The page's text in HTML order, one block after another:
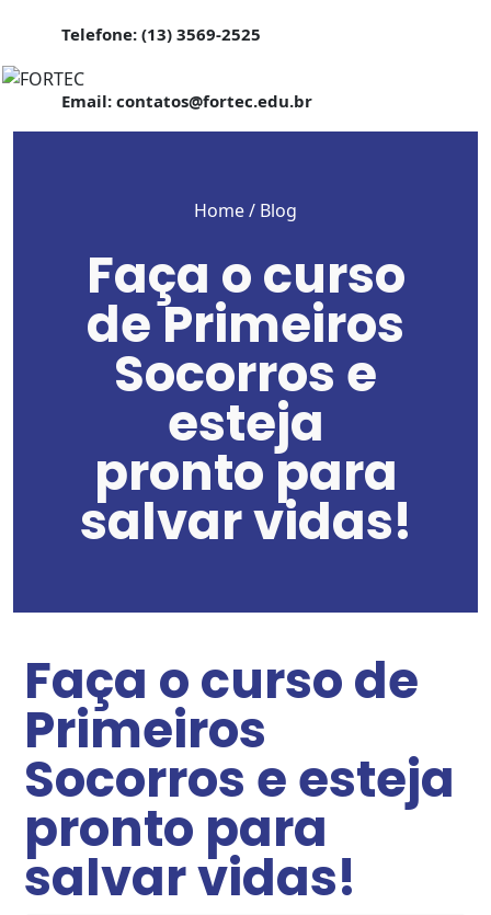
Telefone: (13) 3569-2525
Email: contatos@fortec.edu.br
Home/ Blog
Faça o curso
de Primeiros
Socorros e
esteja
pronto para
salvar vidas!
Faça o curso de
Primeiros
Socorros e esteja
pronto para
salvar vidas!